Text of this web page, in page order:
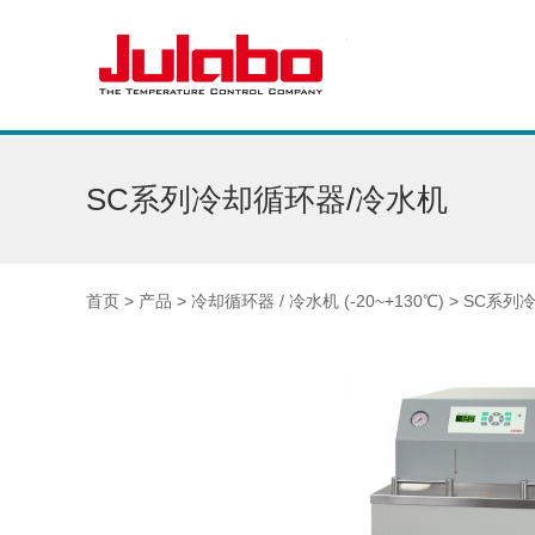
SC系列冷却循环器/冷水机
首页 > 产品 > 冷却循环器 / 冷水机 (-20~+130℃) > SC系列